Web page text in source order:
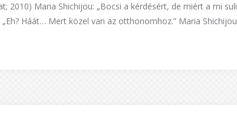
2010) Maria Shichijou: „Bocsi a kérdésért, de miért a mi
Háát… Mert közel van az otthonomhoz.” Maria